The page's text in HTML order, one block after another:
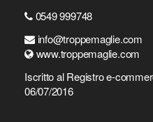
0549 999748
info@troppemaglie.com
www.troppemaglie.com
Iscritto al Registro e-
06/07/2016